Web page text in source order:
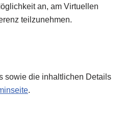
an, am Virtuellen
teilzunehmen.
sowie die inhaltlichen Details
.